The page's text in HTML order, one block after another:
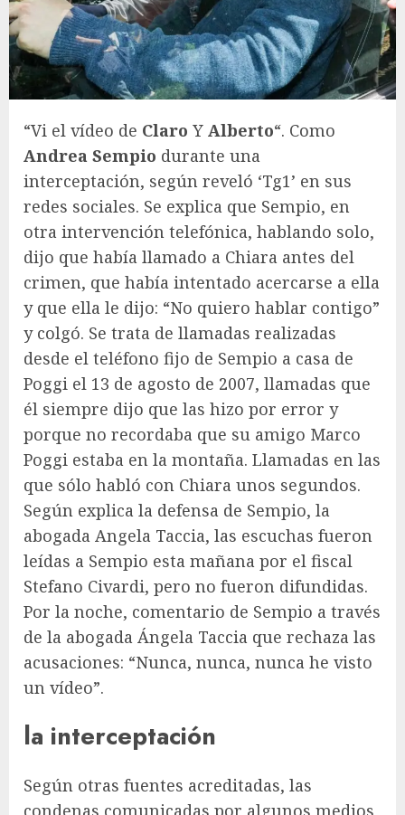
“Vi el vídeo de Claro Y Alberto“. Como
Andrea Sempio durante una
interceptación, según reveló ‘Tg1’ en sus
redes sociales. Se explica que Sempio, en
otra intervención telefónica, hablando solo,
dijo que había llamado a Chiara antes del
crimen, que había intentado acercarse a ella
y que ella le dijo: “No quiero hablar contigo”
y colgó. Se trata de llamadas realizadas
desde el teléfono fijo de Sempio a casa de
Poggi el 13 de agosto de 2007, llamadas que
él siempre dijo que las hizo por error y
porque no recordaba que su amigo Marco
Poggi estaba en la montaña. Llamadas en las
que sólo habló con Chiara unos segundos.
Según explica la defensa de Sempio, la
abogada Angela Taccia, las escuchas fueron
leídas a Sempio esta mañana por el fiscal
Stefano Civardi, pero no fueron difundidas.
Por la noche, comentario de Sempio a través
de la abogada Ángela Taccia que rechaza las
acusaciones: “Nunca, nunca, nunca he visto
un vídeo”.
la interceptación
Según otras fuentes acreditadas, las
condenas comunicadas por algunos medios